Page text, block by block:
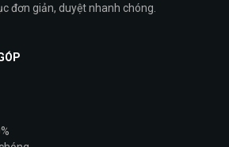
đơn giản, duyệt nhanh chóng.